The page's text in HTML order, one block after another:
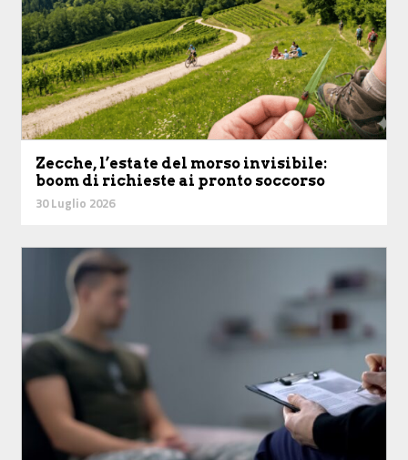
Zecche, l’estate del morso invisibile:
boom di richieste ai pronto soccorso
30 Luglio 2026